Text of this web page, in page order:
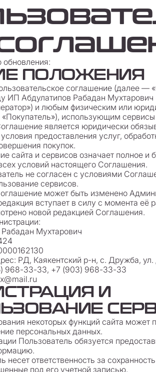
обновления:
ПОЛОЖЕНИЯ
соглашение (далее —
ИП Абдулатипов Рабадан
и любым физическим или
«Покупатель»), использующим сервисы
является юридически
предоставления услуг,
покупок.
сайта и сервисов означает полное и
условий настоящего Соглашения.
не согласен с условиями
сервисов.
может быть изменено
вступает в силу с момента её
новой редакцией Соглашения.
Мухтарович
РД, Каякентский р-н, с. Дружба,
968-33-33, +7 (903) 968-33-33
И
некоторых функций сайта может
персональных данных.
Пользователь обязуется
несет ответственность за
под его учетной записью.